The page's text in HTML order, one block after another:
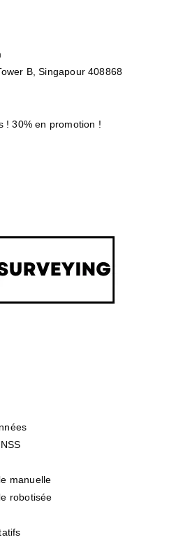
B, Singapour 408868
! 30% en promotion !
manuelle
robotisée